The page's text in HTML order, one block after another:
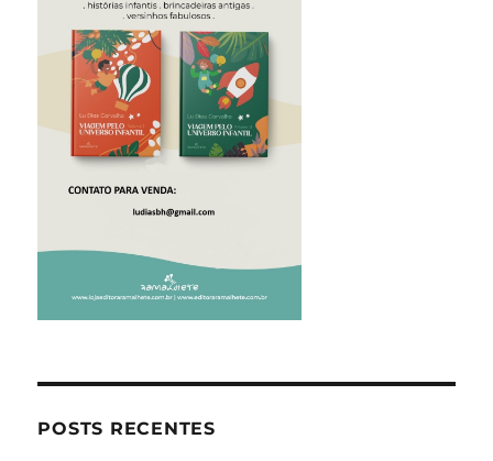
POSTS RECENTES